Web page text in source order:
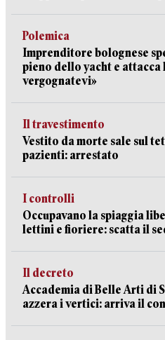
Polemica
Imprenditore bolognese
pieno dello yacht e attacca
vergognatevi»
Il travestimento
Vestito da morte sale sul
pazienti: arrestato
I controlli
Occupavano la spiaggia
lettini e fioriere: scatta il
Il decreto
Accademia di Belle Arti di
azzera i vertici: arriva il